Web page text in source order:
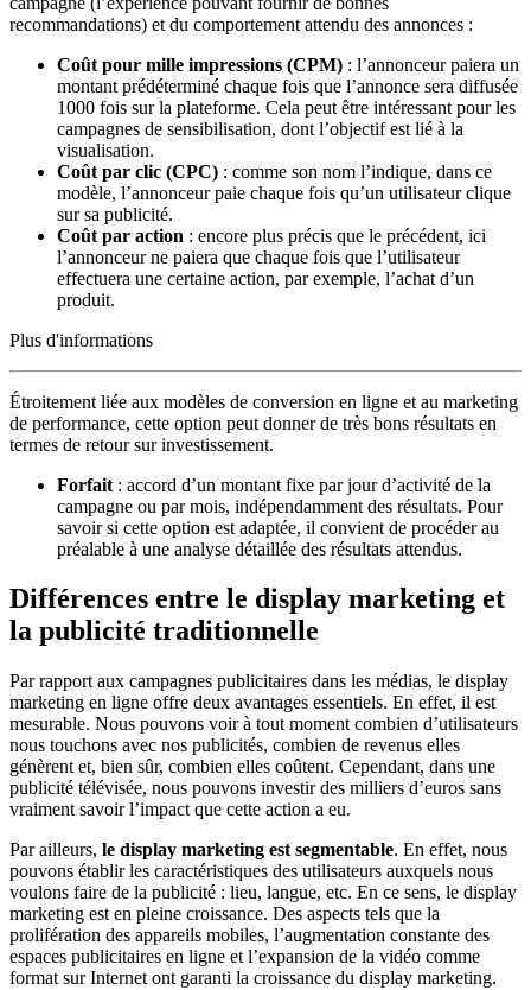
recommandations) et du comportement attendu des annonces :
Coût pour mille impressions (CPM) : l’annonceur paiera un
montant prédéterminé chaque fois que l’annonce sera diffusée
1000 fois sur la plateforme. Cela peut être intéressant pour les
campagnes de sensibilisation, dont l’objectif est lié à la
visualisation.
Coût par clic (CPC) : comme son nom l’indique, dans ce
modèle, l’annonceur paie chaque fois qu’un utilisateur clique
sur sa publicité.
Coût par action : encore plus précis que le précédent, ici
l’annonceur ne paiera que chaque fois que l’utilisateur
effectuera une certaine action, par exemple, l’achat d’un
produit.
Plus d'informations
Étroitement liée aux modèles de conversion en ligne et au marketing
de performance, cette option peut donner de très bons résultats en
termes de retour sur investissement.
Forfait : accord d’un montant fixe par jour d’activité de la
campagne ou par mois, indépendamment des résultats. Pour
savoir si cette option est adaptée, il convient de procéder au
préalable à une analyse détaillée des résultats attendus.
Différences entre le display marketing et
la publicité traditionnelle
Par rapport aux campagnes publicitaires dans les médias, le display
marketing en ligne offre deux avantages essentiels. En effet, il est
mesurable. Nous pouvons voir à tout moment combien d’utilisateurs
nous touchons avec nos publicités, combien de revenus elles
génèrent et, bien sûr, combien elles coûtent. Cependant, dans une
publicité télévisée, nous pouvons investir des milliers d’euros sans
vraiment savoir l’impact que cette action a eu.
Par ailleurs, le display marketing est segmentable. En effet, nous
pouvons établir les caractéristiques des utilisateurs auxquels nous
voulons faire de la publicité : lieu, langue, etc. En ce sens, le display
marketing est en pleine croissance. Des aspects tels que la
prolifération des appareils mobiles, l’augmentation constante des
espaces publicitaires en ligne et l’expansion de la vidéo comme
format sur Internet ont garanti la croissance du display marketing.